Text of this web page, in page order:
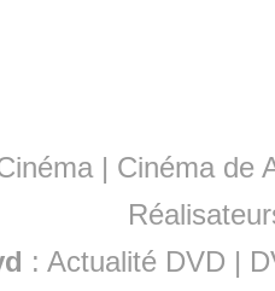
| Cinéma de
: Actualité DVD |